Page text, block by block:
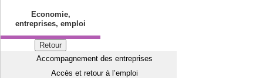
Economie,
entreprises, emploi
Retour
Accompagnement des entreprises
Accès et retour à l’emploi